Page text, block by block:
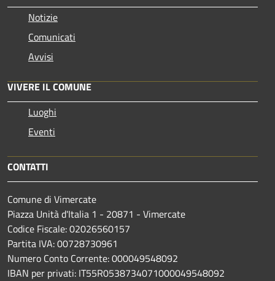
Notizie
Comunicati
Avvisi
VIVERE IL COMUNE
Luoghi
Eventi
CONTATTI
Comune di Vimercate
Piazza Unità d'Italia 1 - 20871 - Vimercate
Codice Fiscale: 02026560157
Partita IVA: 00728730961
Numero Conto Corrente: 000049548092
IBAN per privati: IT55R0538734071000049548092